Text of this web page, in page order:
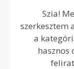
Szia!
szerkesztem
a
hasznos